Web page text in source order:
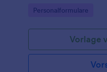
Jotform für Teams,
Go to Category:
Personalformulare
Vorlage